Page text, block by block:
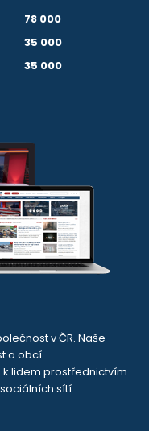
78 000
35 000
35 000
v ČR. Naše
a obcí
lidem prostřednictvím
sítí.